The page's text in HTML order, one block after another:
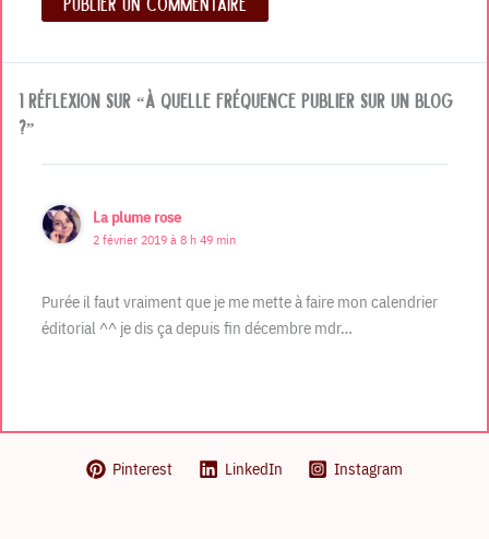
1 réflexion sur “À quelle fréquence publier sur un blog
?”
La plume rose
2 février 2019 à 8 h 49 min
Purée il faut vraiment que je me mette à faire mon calendrier
éditorial ^^ je dis ça depuis fin décembre mdr…
Pinterest LinkedIn Instagram